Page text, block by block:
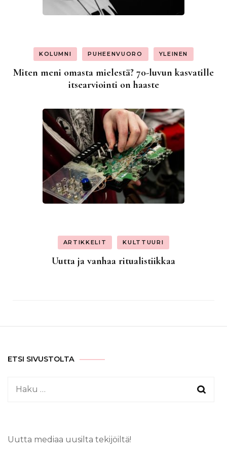
KOLUMNI PUHEENVUORO YLEINEN
Miten meni omasta mielestä? 70-luvun kasvatille
itsearviointi on haaste
ARTIKKELIT KULTTUURI
Uutta ja vanhaa ritualistiikkaa
ETSI SIVUSTOLTA
Haku:
Uutta mediaa uusilta tekijöiltä!